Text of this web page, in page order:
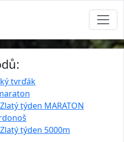
tvrďák
týden MARATON
týden 5000m